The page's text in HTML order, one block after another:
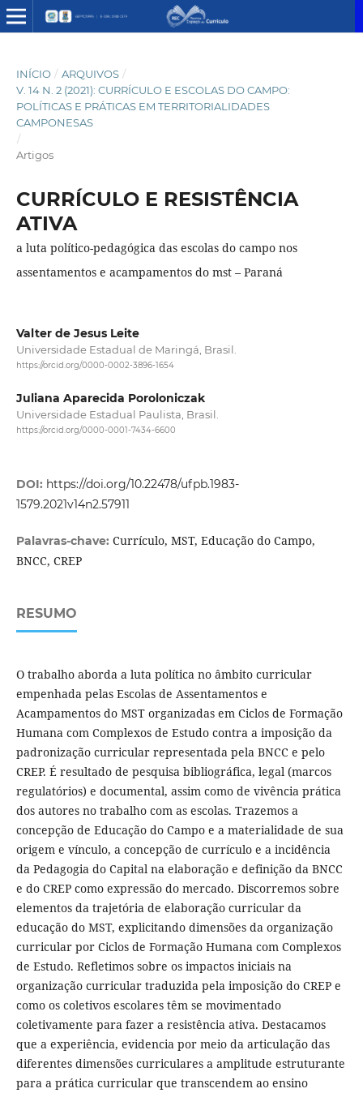
INÍCIO / ARQUIVOS /
V. 14 N. 2 (2021): CURRÍCULO E ESCOLAS DO CAMPO:
POLÍTICAS E PRÁTICAS EM TERRITORIALIDADES
CAMPONESAS
/
Artigos
CURRÍCULO E RESISTÊNCIA
ATIVA
a luta político-pedagógica das escolas do campo nos
assentamentos e acampamentos do mst – Paraná
Valter de Jesus Leite
Universidade Estadual de Maringá, Brasil.
https://orcid.org/0000-0002-3896-1654
Juliana Aparecida Poroloniczak
Universidade Estadual Paulista, Brasil.
https://orcid.org/0000-0001-7434-6600
DOI: https://doi.org/10.22478/ufpb.1983-
1579.2021v14n2.57911
Palavras-chave: Currículo, MST, Educação do Campo,
BNCC, CREP
RESUMO
O trabalho aborda a luta política no âmbito curricular
empenhada pelas Escolas de Assentamentos e
Acampamentos do MST organizadas em Ciclos de Formação
Humana com Complexos de Estudo contra a imposição da
padronização curricular representada pela BNCC e pelo
CREP. É resultado de pesquisa bibliográfica, legal (marcos
regulatórios) e documental, assim como de vivência prática
dos autores no trabalho com as escolas. Trazemos a
concepção de Educação do Campo e a materialidade de sua
origem e vínculo, a concepção de currículo e a incidência
da Pedagogia do Capital na elaboração e definição da BNCC
e do CREP como expressão do mercado. Discorremos sobre
elementos da trajetória de elaboração curricular da
educação do MST, explicitando dimensões da organização
curricular por Ciclos de Formação Humana com Complexos
de Estudo. Refletimos sobre os impactos iniciais na
organização curricular traduzida pela imposição do CREP e
como os coletivos escolares têm se movimentado
coletivamente para fazer a resistência ativa. Destacamos
que a experiência, evidencia por meio da articulação das
diferentes dimensões curriculares a amplitude estruturante
para a prática curricular que transcendem ao ensino